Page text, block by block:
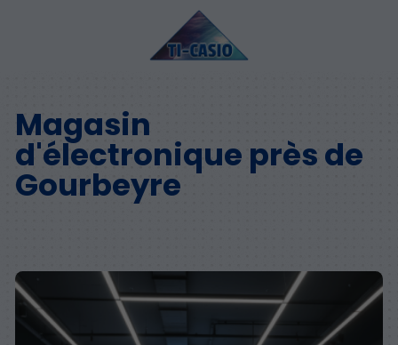
Magasin
d'électronique près de
Gourbeyre